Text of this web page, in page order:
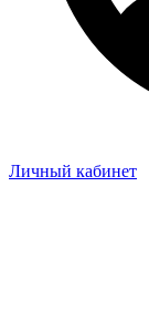
Личный кабинет